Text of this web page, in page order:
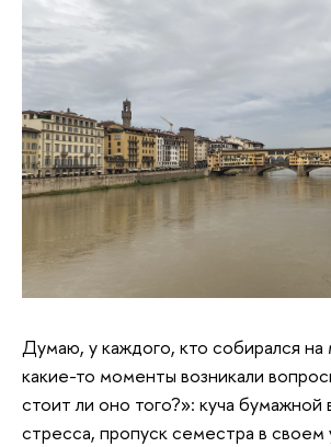
Думаю, у каждого, кто собирался на
какие-то моменты возникали
стоит ли оно того?»: куча бумажной
стресса, пропуск семестра в своем